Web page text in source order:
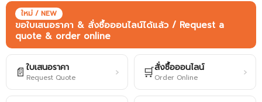
ใหม่ / NEW
ขอใบเสนอราคา & สั่งซื้อออนไลน์ได้แล้ว / Request a
quote & order online
📄 ใบเสนอราคา
Request Quote › 🛒สั่งซื้อออนไลน์
Order Online ›